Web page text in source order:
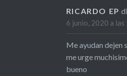
RICARDO EP
6 junio, 2020 a las
Me ayudan dejen
me urge
bueno